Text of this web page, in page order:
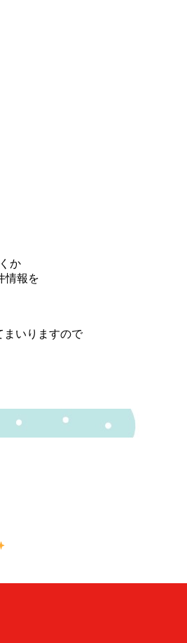
か
情報を
まいりますので